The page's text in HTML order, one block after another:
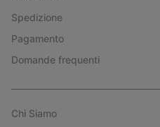
Spedizione
Pagamento
Domande frequenti
Chi Siamo